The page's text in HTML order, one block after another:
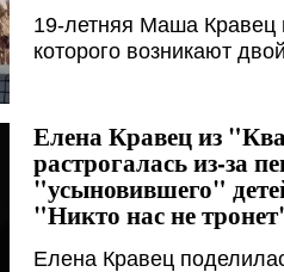
19-летняя Маша Кравец
которого возникают
Елена Кравец из
растрогалась из-за
"усыновившего"
"Никто нас не
Елена Кравец